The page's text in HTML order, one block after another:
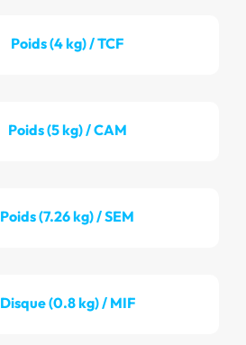
Poids (4 kg) / TCF
Poids (5 kg) / CAM
Poids (7.26 kg) / SEM
Disque (0.8 kg) / MIF